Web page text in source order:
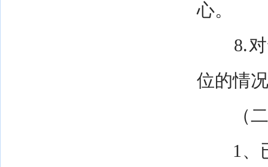
心。
8.对于
位的情
（二
1、已